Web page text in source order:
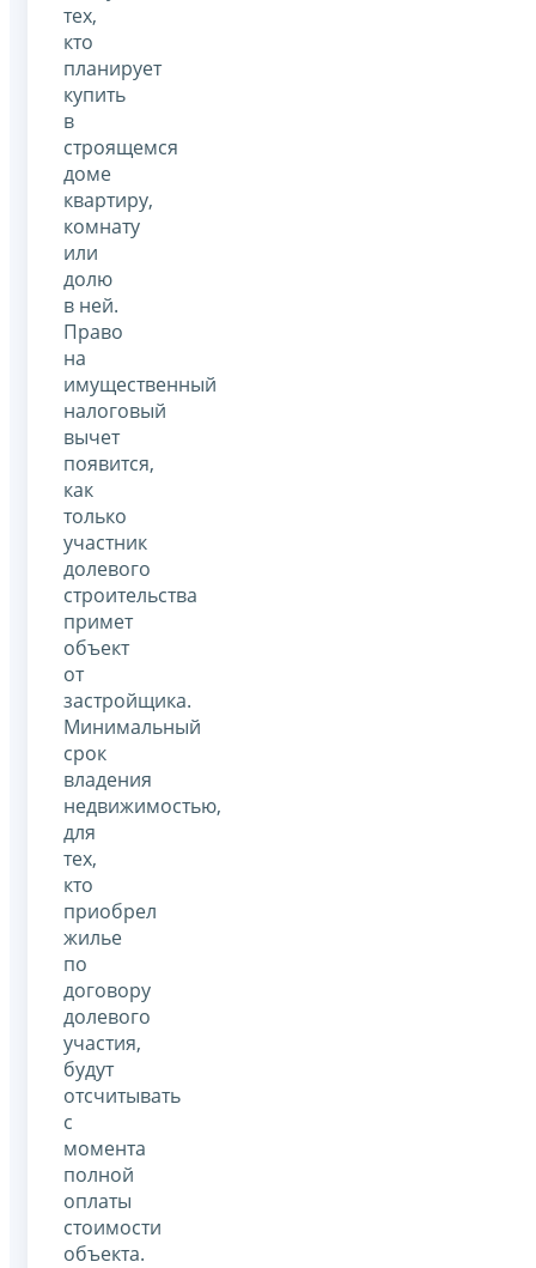
тех,
кто
планирует
купить
в
строящемся
доме
квартиру,
комнату
или
долю
в ней.
Право
на
имущественный
налоговый
вычет
появится,
как
только
участник
долевого
строительства
примет
объект
от
застройщика.
Минимальный
срок
владения
недвижимостью,
для
тех,
кто
приобрел
жилье
по
договору
долевого
участия,
будут
отсчитывать
с
момента
полной
оплаты
стоимости
объекта.